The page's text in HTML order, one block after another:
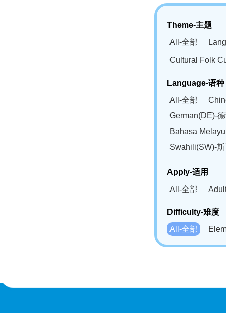
Theme-主题
All-全部
Cultural Folk
Language-语种
All-全部
German(DE)-
Bahasa
Swahili(SW)-
Apply-适用
All-全部
Difficulty-难度
All-全部